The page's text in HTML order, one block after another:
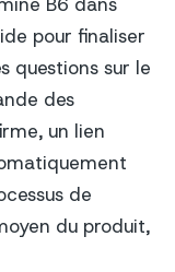
B6 dans
pour finaliser
questions sur le
des
un lien
de
du produit,